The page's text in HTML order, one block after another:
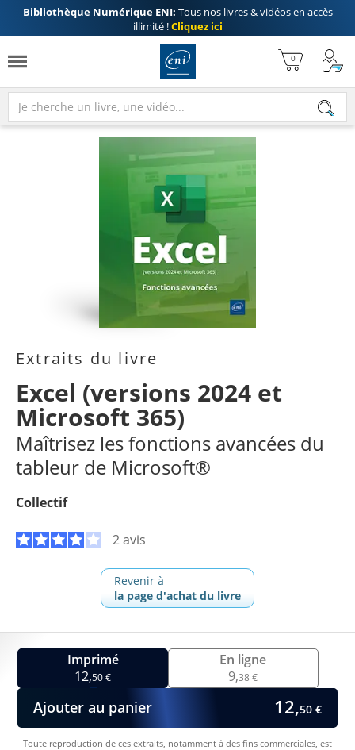
Bibliothèque Numérique ENI: Tous nos livres & vidéos en accès
illimité !Cliquez ici
Extraits du livre
Excel (versions 2024 et
Microsoft 365)
Maîtrisez les fonctions avancées du
tableur de Microsoft®
Collectif
2 avis
Revenir à
la page d'achat du livre
Imprimé
12,50 €
En ligne
9,38 €
Ajouter au panier 12,50 €
Toute reproduction de ces extraits, notamment à des fins commerciales, est